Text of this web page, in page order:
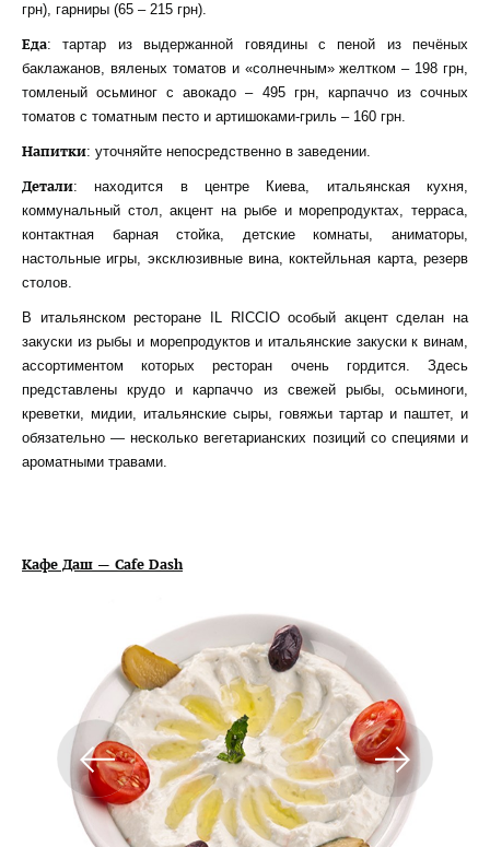
грн), гарниры (65 – 215 грн).
Еда: тартар из выдержанной говядины с пеной из печёных
баклажанов, вяленых томатов и «солнечным» желтком – 198 грн,
томленый осьминог с авокадо – 495 грн, карпаччо из сочных
томатов с томатным песто и артишоками-гриль – 160 грн.
Напитки: уточняйте непосредственно в заведении.
Детали: находится в центре Киева, итальянская кухня,
коммунальный стол, акцент на рыбе и морепродуктах, терраса,
контактная барная стойка, детские комнаты, аниматоры,
настольные игры, эксклюзивные вина, коктейльная карта, резерв
столов.
В итальянском ресторане IL RICCIO особый акцент сделан на
закуски из рыбы и морепродуктов и итальянские закуски к винам,
ассортиментом которых ресторан очень гордится. Здесь
представлены крудо и карпаччо из свежей рыбы, осьминоги,
креветки, мидии, итальянские сыры, говяжьи тартар и паштет, и
обязательно — несколько вегетарианских позиций со специями и
ароматными травами.
Кафе Даш — Cafe Dash